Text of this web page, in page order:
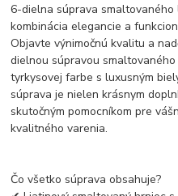
6-dielna súprava
kombinácia elegancie a
Objavte výnimočnú kvalitu a
dielnou súpravou
tyrkysovej farbe s luxusným
súprava je nielen krásnym
skutočným pomocníkom pre
kvalitného varenia.
Čo všetko súprava obsahuje?